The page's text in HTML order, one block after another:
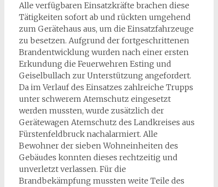
Alle verfügbaren Einsatzkräfte brachen diese
Tätigkeiten sofort ab und rückten umgehend
zum Gerätehaus aus, um die Einsatzfahrzeuge
zu besetzen. Aufgrund der fortgeschrittenen
Brandentwicklung wurden nach einer ersten
Erkundung die Feuerwehren Esting und
Geiselbullach zur Unterstützung angefordert.
Da im Verlauf des Einsatzes zahlreiche Trupps
unter schwerem Atemschutz eingesetzt
werden mussten, wurde zusätzlich der
Gerätewagen Atemschutz des Landkreises aus
Fürstenfeldbruck nachalarmiert. Alle
Bewohner der sieben Wohneinheiten des
Gebäudes konnten dieses rechtzeitig und
unverletzt verlassen. Für die
Brandbekämpfung mussten weite Teile des